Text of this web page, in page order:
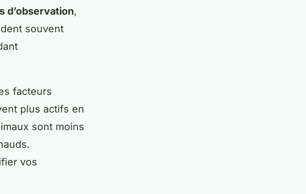
d’observation,
souvent
facteurs
plus actifs en
sont moins
vos